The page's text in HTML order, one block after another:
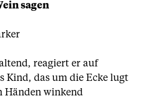
sagen
reagiert er auf
Kind, das um die Ecke lugt
Händen winkend